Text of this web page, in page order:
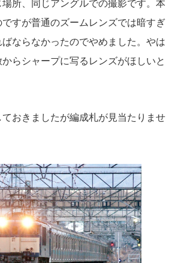
所、同じアングルでの撮影です。本
すが普通のズームレンズでは暗すぎ
ならなかったのでやめました。やは
らシャープに写るレンズがほしいと
おきましたが編成札が見当たりませ